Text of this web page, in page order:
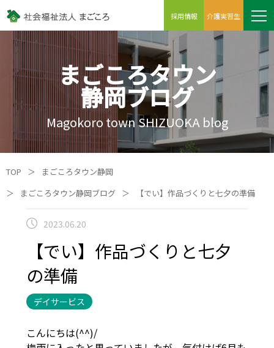
採用情報 介護実習生
まごころタウン
静岡ブログ
Magokoro town SHIZUOKA blog
TOP ＞
まごころタウン静岡
＞
まごころタウン静岡ブログ ＞ 【でい】作品づくりと七夕の準備
2023.06.20
【でい】作品づくりと七夕
の準備
デイサービス
こんにちは(^^)/